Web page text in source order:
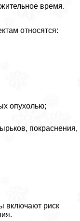
время.
относятся:
опухолью;
покраснения,
включают риск